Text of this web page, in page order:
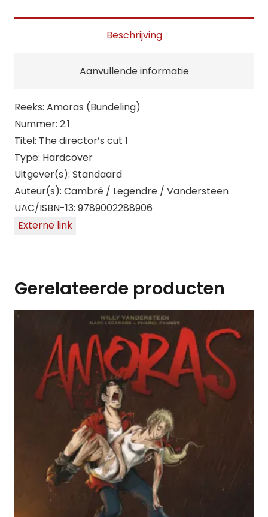
Beschrijving
Aanvullende informatie
Reeks: Amoras (Bundeling)
Nummer: 2.1
Titel: The director’s cut 1
Type: Hardcover
Uitgever(s): Standaard
Auteur(s): Cambré / Legendre / Vandersteen
UAC/ISBN-13: 9789002288906
Externe link
Gerelateerde producten